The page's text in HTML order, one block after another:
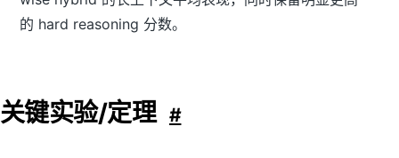
的 hard reasoning 分数。
关键实验/定理 #